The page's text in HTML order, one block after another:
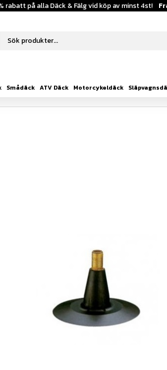
rabatt på alla Däck & Fälg vid köp av minst 4st!
Smådäck ATV Däck Motorcykeldäck